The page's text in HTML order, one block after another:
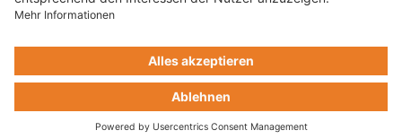
Racing4fun - Alles über
Racing4fun - Alles über
Copyright © Racing4Fun 2024 Impressum
Cookie-Einstellungen